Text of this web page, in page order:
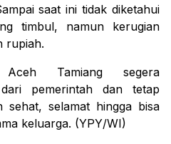
saat ini tidak diketahui
timbul, namun kerugian
rupiah.
Aceh Tamiang segera
pemerintah dan tetap
sehat, selamat hingga bisa
keluarga. (YPY/WI)